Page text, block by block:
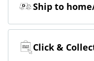
Ship to
In der Filiale
liefern lassen.
Click &